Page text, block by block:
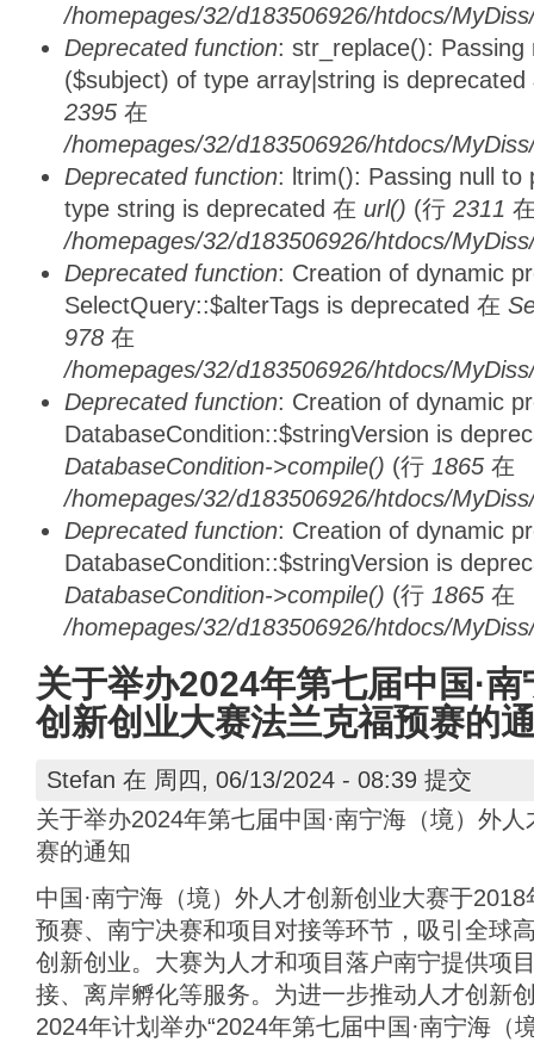
/homepages/32/d183506926/htdocs/
Deprecated function: str_replace():
($subject) of type array|string is
2395 在
/homepages/32/d183506926/htdocs/
Deprecated function: ltrim(): Passing null to
type string is deprecated 在 url() (行 2311
/homepages/32/d183506926/htdocs/
Deprecated function: Creation of dynamic
SelectQuery::$alterTags is deprecated 在
978 在
/homepages/32/d183506926/htdocs/
Deprecated function: Creation of dynamic
DatabaseCondition::$stringVersion is
DatabaseCondition->compile() (行 1865 在
/homepages/32/d183506926/htdocs/
Deprecated function: Creation of dynamic
DatabaseCondition::$stringVersion is
DatabaseCondition->compile() (行 1865 在
/homepages/32/d183506926/htdocs/
关于举办2024年第七届中国·
创新创业大赛法兰克福预赛的
Stefan 在 周四, 06/13/2024 - 08:39 提交
关于举办2024年第七届中国·南宁海（境）外
赛的通知
中国·南宁海（境）外人才创新创业大赛于
预赛、南宁决赛和项目对接等环节，吸引全球
创新创业。大赛为人才和项目落户南宁提供项
接、离岸孵化等服务。为进一步推动人才创新
2024年计划举办“2024年第七届中国·南宁海（